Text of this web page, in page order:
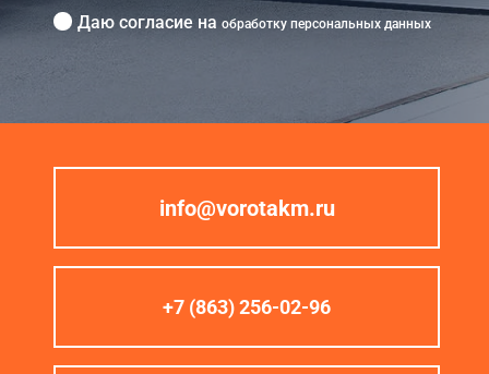
Даю согласие на обработку персональных данных
info@vorotakm.ru
+7 (863) 256-02-96